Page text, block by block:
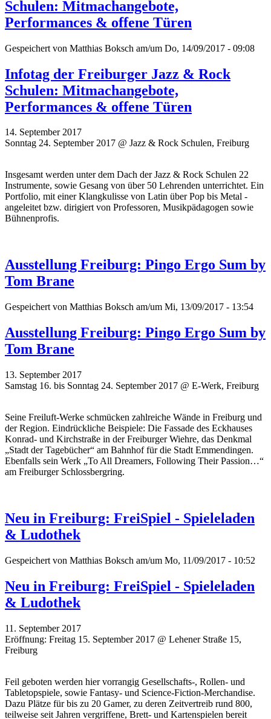
Schulen: Mitmachangebote,
Performances & offene Türen
Gespeichert von Matthias Boksch am/um Do, 14/09/2017 - 09:08
Infotag der Freiburger Jazz & Rock
Schulen: Mitmachangebote,
Performances & offene Türen
14. September 2017
Sonntag 24. September 2017 @ Jazz & Rock Schulen, Freiburg
Insgesamt werden unter dem Dach der Jazz & Rock Schulen 22
Instrumente, sowie Gesang von über 50 Lehrenden unterrichtet. Ein
Portfolio, mit einer Klangkulisse von Latin über Pop bis Metal -
angeleitet bzw. dirigiert von Professoren, Musikpädagogen sowie
Bühnenprofis.
Ausstellung Freiburg: Pingo Ergo Sum by
Tom Brane
Gespeichert von Matthias Boksch am/um Mi, 13/09/2017 - 13:54
Ausstellung Freiburg: Pingo Ergo Sum by
Tom Brane
13. September 2017
Samstag 16. bis Sonntag 24. September 2017 @ E-Werk, Freiburg
Seine Freiluft-Werke schmücken zahlreiche Wände in Freiburg und
der Region. Eindrückliche Beispiele: Die Fassade des Eckhauses
Konrad- und Kirchstraße in der Freiburger Wiehre, das Denkmal
„Stadt der Tagebücher“ am Bahnhof für die Stadt Emmendingen.
Ebenfalls sein Werk „To All Dreamers, Following Their Passion…“
am Freiburger Schlossbergring.
Neu in Freiburg: FreiSpiel - Spieleladen
& Ludothek
Gespeichert von Matthias Boksch am/um Mo, 11/09/2017 - 10:52
Neu in Freiburg: FreiSpiel - Spieleladen
& Ludothek
11. September 2017
Eröffnung: Freitag 15. September 2017 @ Lehener Straße 15,
Freiburg
Feil geboten werden hier vorrangig Gesellschafts-, Rollen- und
Tabletopspiele, sowie Fantasy- und Science-Fiction-Merchandise.
Dazu Plätze für bis zu 20 Gamer, zu deren Zeitvertreib rund 800,
teilweise seit Jahren vergriffene, Brett- und Kartenspielen bereit